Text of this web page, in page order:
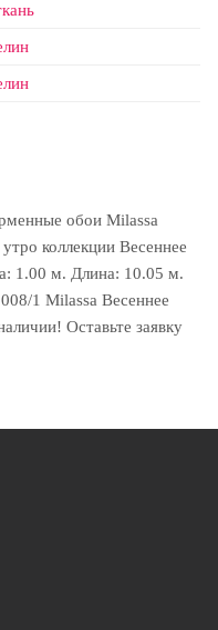
обои Milassa
коллекции Весеннее
1.00 м. Длина: 10.05 м.
1 Milassa Весеннее
Оставьте заявку